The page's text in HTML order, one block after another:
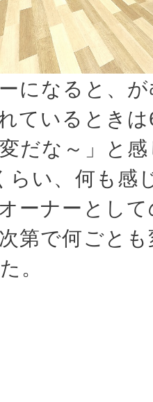
になると、
れているとき
変だな～」と
らい、何も感
ーナーとし
第で何ごと
。